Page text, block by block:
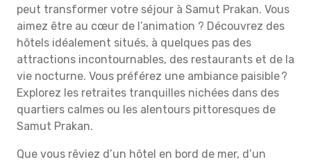
peut transformer votre séjour à Samut Prakan. Vous
aimez être au cœur de l’animation ? Découvrez des
hôtels idéalement situés, à quelques pas des
attractions incontournables, des restaurants et de la
vie nocturne. Vous préférez une ambiance paisible ?
Explorez les retraites tranquilles nichées dans des
quartiers calmes ou les alentours pittoresques de
Samut Prakan.
Que vous rêviez d’un hôtel en bord de mer, d’un